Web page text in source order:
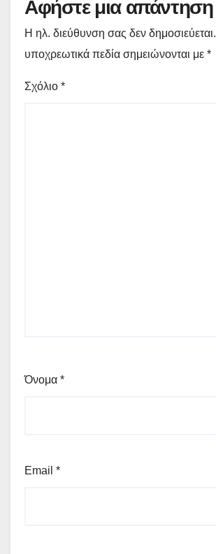
Αφήστε μια απάντηση
Η ηλ. διεύθυνση σας δεν δημοσιεύεται.
υποχρεωτικά πεδία σημειώνονται με *
Σχόλιο *
Όνομα *
Email *